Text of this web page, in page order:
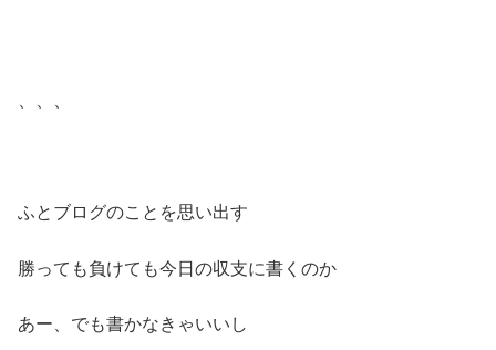
、、、
ふとブログのことを思い出す
勝っても負けても今日の収支に書くのか
あー、でも書かなきゃいいし